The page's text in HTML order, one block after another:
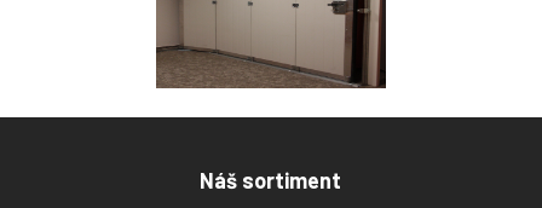
Náš sortiment